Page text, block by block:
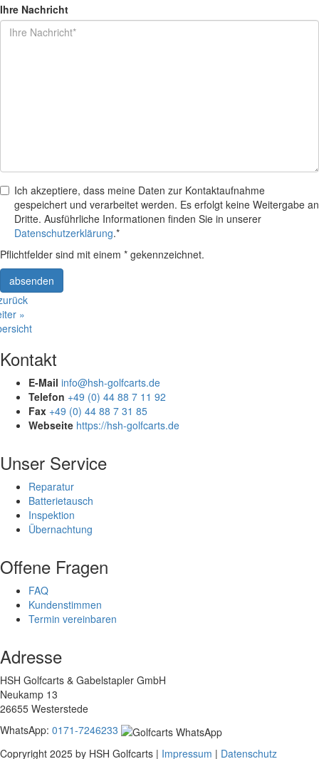
Ihre Nachricht
Ich akzeptiere, dass meine Daten zur Kontaktaufnahme
gespeichert und verarbeitet werden. Es erfolgt keine Weitergabe an
Dritte. Ausführliche Informationen finden Sie in unserer
Datenschutzerklärung.*
Pflichtfelder sind mit einem * gekennzeichnet.
absenden
»
Kontakt
E-Mail info@hsh-golfcarts.de
Telefon +49 (0) 44 88 7 11 92
Fax +49 (0) 44 88 7 31 85
Webseite https://hsh-golfcarts.de
Unser Service
Reparatur
Batterietausch
Inspektion
Übernachtung
Offene Fragen
FAQ
Kundenstimmen
Termin vereinbaren
Adresse
HSH Golfcarts & Gabelstapler GmbH
Neukamp 13
26655 Westerstede
WhatsApp: 0171-7246233
Copryright 2025 by HSH Golfcarts | Impressum | Datenschutz